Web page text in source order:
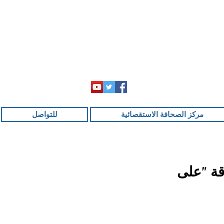
مركز الصحافة الاستقصائية للتواصل
"على